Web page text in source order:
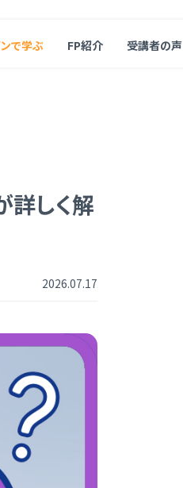
で学ぶ FP紹介 受講者の声
詳しく解
2026.07.17